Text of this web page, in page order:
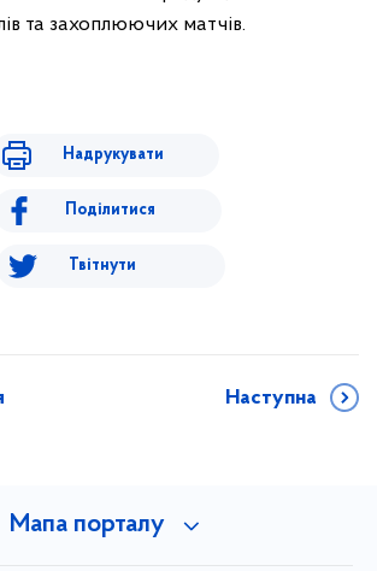
та захоплюючих матчів.
Надрукувати
Поділитися
Твітнути
Наступна
Мапа порталу